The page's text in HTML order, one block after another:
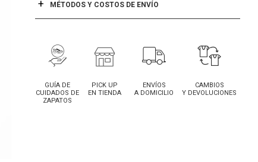
MÉTODOS Y COSTOS DE ENVÍO
GUÍA DE
CUIDADOS DE
ZAPATOS
PICK UP
EN TIENDA
ENVÍOS
A DOMICILIO
CAMBIOS
Y DEVOLUCIONES